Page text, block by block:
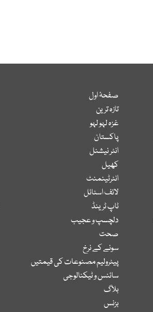
صفحۂ اول
تازہ ترین
غزہ لہو لہو
پاکستان
انٹر نیشنل
کھیل
انٹرٹینمنٹ
لائف اسٹائل
ٹاپ ٹرینڈ
دلچسپ و عجیب
صحت
سونے کے نرخ
پیٹرولیم مصنوعات کی قیمتیں
سائنس و ٹیکنالوجی
بلاگ
بزنس